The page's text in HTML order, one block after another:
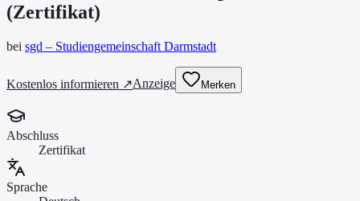
(Zertifikat)
bei sgd – Studiengemeinschaft Darmstadt
Kostenlos informieren ↗Anzeige Merken
Abschluss
Zertifikat
Sprache